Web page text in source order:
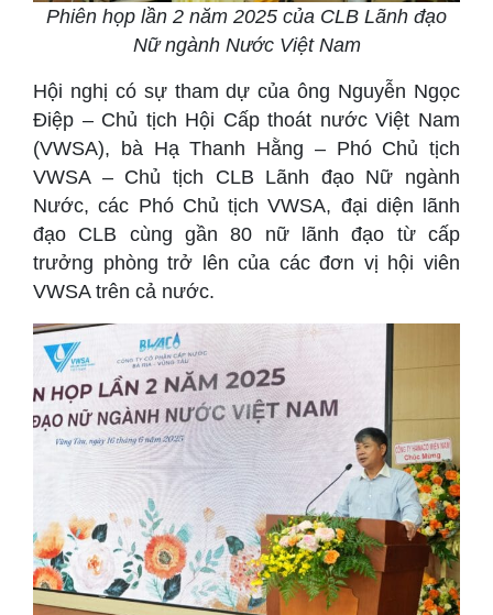
Phiên họp lần 2 năm 2025 của CLB Lãnh đạo
Nữ ngành Nước Việt Nam
Hội nghị có sự tham dự của ông Nguyễn Ngọc
Điệp – Chủ tịch Hội Cấp thoát nước Việt Nam
(VWSA), bà Hạ Thanh Hằng – Phó Chủ tịch
VWSA – Chủ tịch CLB Lãnh đạo Nữ ngành
Nước, các Phó Chủ tịch VWSA, đại diện lãnh
đạo CLB cùng gần 80 nữ lãnh đạo từ cấp
trưởng phòng trở lên của các đơn vị hội viên
VWSA trên cả nước.